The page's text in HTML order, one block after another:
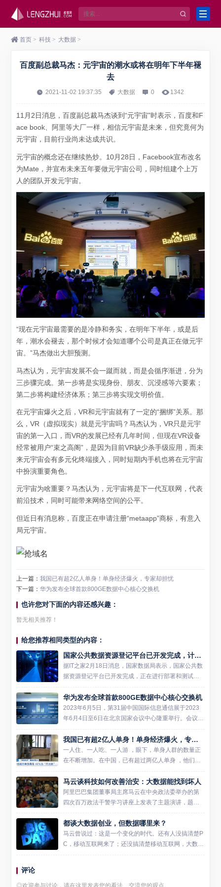
首页 > 科技 > 大数据 >
百度副总裁马杰：元宇宙的潮水或将在明年下半年褪
去
2021-11-02 19:37:35 大数据 0 1342
11月2日消息，百度副总裁马杰谈到“元宇宙”时表示，百度和F
ace book、阿里等大厂一样，相信元宇宙是未来，但究竟何为
元宇宙，目前行业尚未达成共识。
元宇宙的概念还在继续热炒。10月28日，Facebook宣布改名
为Mate，并宣布未来五年要做元宇宙公司，同时组建个上万
人的团队开发元宇宙。
“现在元宇宙最需要的是冷静和务实，在明年下半年，或是后
年，潮水会褪去，那个时候才会知道哪个公司是真正在做元宇
宙。”马杰做出大胆预测。
马杰认为，元宇宙发展不会一蹴而就，而是会循序渐进，分为
三步骤完成。第一步将是实现身份、朋友、沉浸感等六要素；
第二步将构建经济体系；第三步将实现文明价值。
在元宇宙爆火之后，VR和元宇宙就有了一定的“捆绑”关系。那
么，VR（虚拟现实）就是元宇宙吗？马杰认为，VR只是元宇
宙的第一入口，而VR的发展已经有几年时间，但现在VR设备
经常被用户“束之高阁”，是因为目前VR缺少杀手级应用，而未
来元宇宙会有多元化终端接入，同时短期内手机也将在元宇宙
中扮演重要角色。
元宇宙为啥重要？马杰认为，元宇宙将是下一代互联网，代表
前沿技术，同时可能带来网络空间的公平。
但近日有消息称，百度正在申请注册“metaapp”商标，有意入
局元宇宙。
上一篇：我国已有超2亿人单身！单身经济爆火，专家却担忧
下一篇：华为发布全球首款800GE数据中心核心交换机
也许您对下面的内容还感兴趣：
暂无相关推荐！
给您推荐相同类型的内容：
国家公共数据资源登记平台已开发完成，计划于3月1日上线试运行
据IT之家2月18日消息，国家数据局表示，国家公共数
据资源登记平台已开发完成，正在进行部署和测试，
将于3月1日上线试运行。 国家数据局副局长陈荣辉介
绍称，国家数据局制定统一的登记技术和业务标准，
负责建设国...
华为发布全球首款800GE数据中心核心交换机
2023年6月5日，第31届中国国际信息通信展于2023
年6月4日至6日在北京国家会议中心隆重举行。会议期
间，华为面向全球发布首款800GE数据中心核心交换
机——CloudEngine 16800-X系列...
我国已有超2亿人单身！单身经济爆火，专家却担忧
一人住、一人吃、一人游 ，眼下，单身人群的数量正
在不断增加。在中国，已有超过两亿人单身 ，他们已
经聚合成一股庞大的消费新势力，并催生出新的消费
观，和新的消费业态。 一线城市单身青年 40%为“月
光族” 一...
马云谈科技如何改善治安：大数据能找到坏人
阿里巴巴集团董事局主席马云在中央政法委举办的第
四次百万政法干警学习讲座上发表了主题演讲，题为
《科技创新在未来社会治理中的作用》，着重谈到了
云计算和大数据对社会治理和治安改善起到的作用。
马云表示：“大数据应...
都谈大数据创业，但数据哪里来？
马云曾说过：这是一个变化的时代。还有人没搞清楚P
C，移动互联网来了；还没搞清楚移动互联网，大数据
来了。而变化的时代是年轻人的时代。 这句话很关
评论
◎欢迎参与讨论，请在这里发表您的看法、交流您的观点。